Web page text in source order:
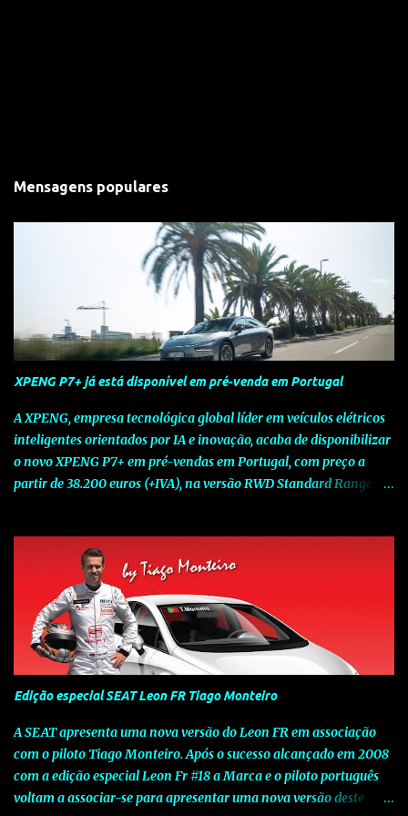
Mensagens populares
XPENG P7+ já está disponível em pré-venda em Portugal
A XPENG, empresa tecnológica global líder em veículos elétricos
inteligentes orientados por IA e inovação, acaba de disponibilizar
o novo XPENG P7+ em pré-vendas em Portugal, com preço a
partir de 38.200 euros (+IVA), na versão RWD Standard Range.
num momento decisivo, em que a indústria automóvel evolui da
mobilidade baseada na potência para a mobilidade baseada na
inteligência. Concebido como um fastback preparado para o
futuro e otimizado por Inteligência Artificial (IA), o novo XPENG
P7+ combina uma arquitetura inteligente avançada, um espaço
de referência no segmento e grande versatilidade para viagens,
respondendo às exigências do quotidiano europeu e refletindo o
compromisso de longo prazo da XPENG com a mobilidade
elétrica centrada no utilizador. O novo XPENG P7+ destaca-se
pela exclusividade do chip TURING AI, que oferece até 750 TOPS
de capacidade de computaç...
Edição especial SEAT Leon FR Tiago Monteiro
A SEAT apresenta uma nova versão do Leon FR em associação
com o piloto Tiago Monteiro. Após o sucesso alcançado em 2008
com a edição especial Leon Fr #18 a Marca e o piloto português
voltam a associar-se para apresentar uma nova versão deste